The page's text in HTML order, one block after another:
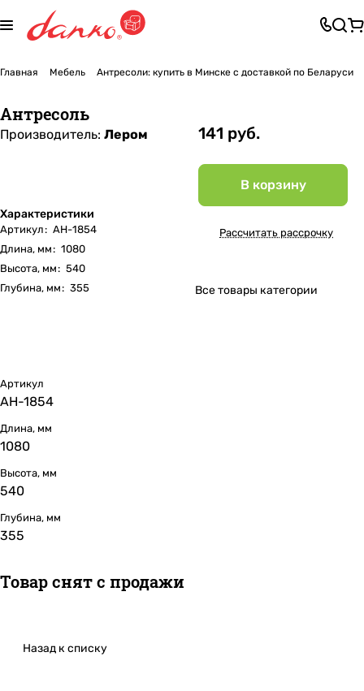
Главная Мебель Антресоли: купить в Минске с доставкой по Беларуси
Антресоль
Производитель: Лером
Характеристики
Артикул: АН-1854
Длина, мм: 1080
Высота, мм: 540
Глубина, мм: 355
141 руб.
В корзину
Рассчитать рассрочку
Все товары категории
Артикул
АН-1854
Длина, мм
1080
Высота, мм
540
Глубина, мм
355
Товар снят с продажи
Назад к списку